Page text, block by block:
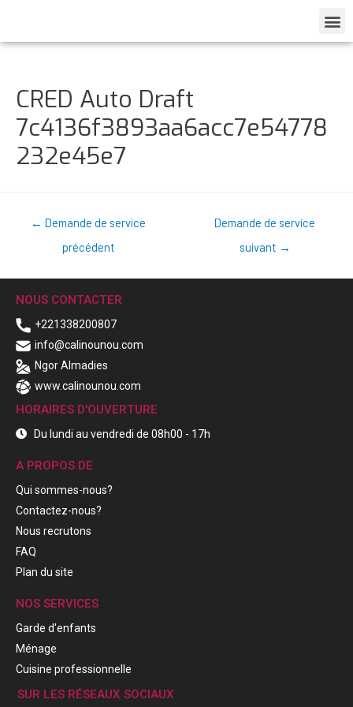
CRED Auto Draft
7c4136f3893aa6acc7e54778
232e45e7
← Demande de service
précédent
Demande de service
suivant →
NOUS CONTACTER
+221338200807
info@calinounou.com
Ngor Almadies
www.calinounou.com
HORAIRES D'OUVERTURE
Du lundi au vendredi de 08h00 - 17h
A PROPOS DE
Qui sommes-nous?
Contactez-nous?
Nous recrutons
FAQ
Plan du site
NOS SERVICES
Garde d'enfants
Ménage
Cuisine professionnelle
SUR LES RÉSEAUX SOCIAUX